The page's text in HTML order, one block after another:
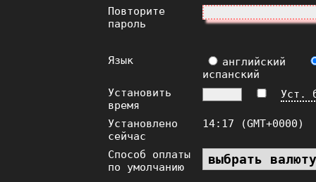
Повторите
пароль
Язык
английский
испанский
Установить
время
Уст.
Установлено
сейчас
14:17 (GMT+0000)
Способ оплаты
по умолчанию